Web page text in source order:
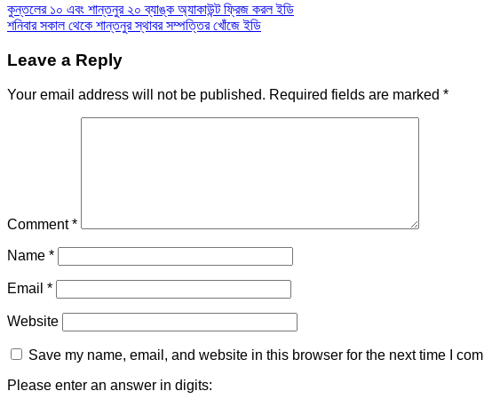
কুন্তলের ১০ এবং শান্তনুর ২০ ব্যাঙ্ক অ্যাকাউন্ট ফ্রিজ করল ইডি
শনিবার সকাল থেকে শান্তনুর স্থাবর সম্পত্তির খোঁজে ইডি
Leave a Reply
Your email address will not be published. Required fields are marked *
Comment*
Name *
Email *
Website
Save my name, email, and website in this browser for the next time I
Please enter an answer in digits: